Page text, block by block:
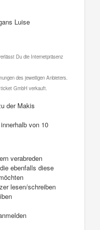
Luise
Du die Internetpräsenz
des jeweiligen Anbieters.
GmbH verkauft.
der Makis
von 10
verabreden
ebenfalls diese
lesen/schreiben